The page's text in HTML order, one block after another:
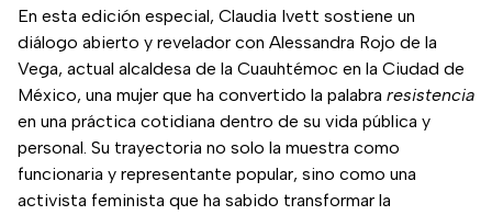
En esta edición especial, Claudia Ivett sostiene un
diálogo abierto y revelador con Alessandra Rojo de la
Vega, actual alcaldesa de la Cuauhtémoc en la Ciudad de
México, una mujer que ha convertido la palabra resistencia
en una práctica cotidiana dentro de su vida pública y
personal. Su trayectoria no solo la muestra como
funcionaria y representante popular, sino como una
activista feminista que ha sabido transformar la